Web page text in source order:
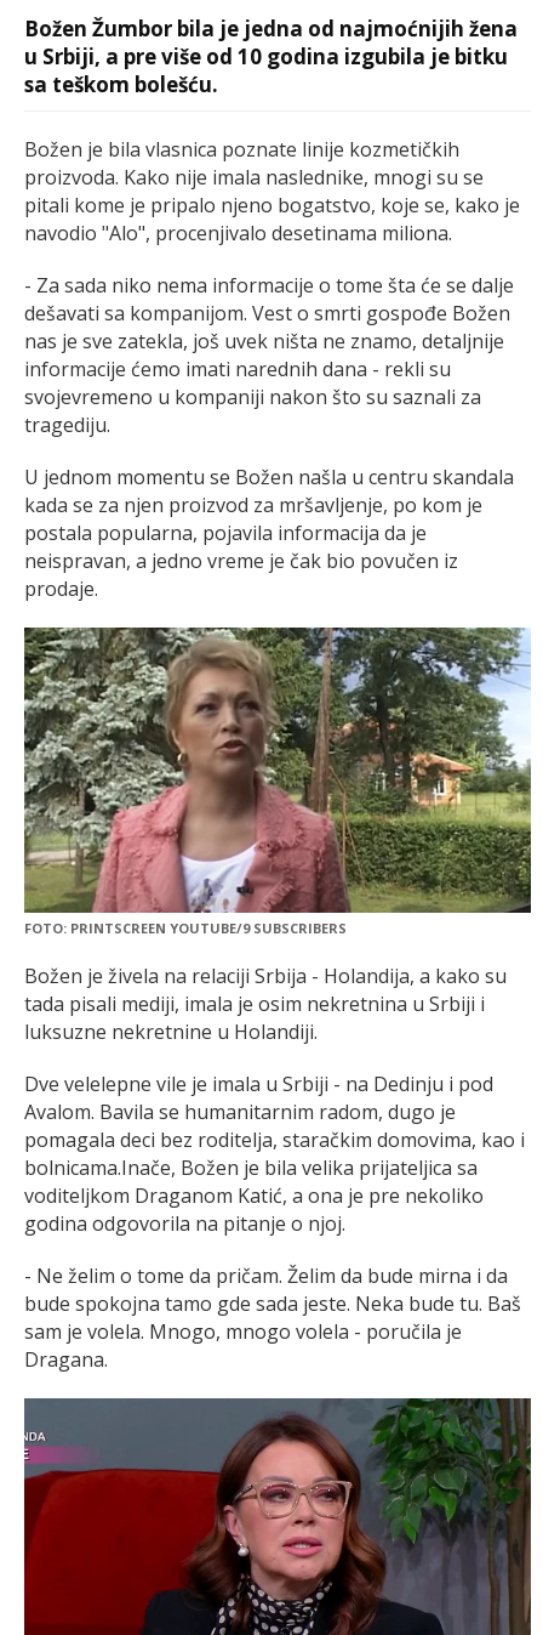
Božen Žumbor bila je jedna od najmoćnijih žena
u Srbiji, a pre više od 10 godina izgubila je bitku
sa teškom bolešću.
Božen je bila vlasnica poznate linije kozmetičkih
proizvoda. Kako nije imala naslednike, mnogi su se
pitali kome je pripalo njeno bogatstvo, koje se, kako je
navodio "Alo", procenjivalo desetinama miliona.
- Za sada niko nema informacije o tome šta će se dalje
dešavati sa kompanijom. Vest o smrti gospođe Božen
nas je sve zatekla, još uvek ništa ne znamo, detaljnije
informacije ćemo imati narednih dana - rekli su
svojevremeno u kompaniji nakon što su saznali za
tragediju.
U jednom momentu se Božen našla u centru skandala
kada se za njen proizvod za mršavljenje, po kom je
postala popularna, pojavila informacija da je
neispravan, a jedno vreme je čak bio povučen iz
prodaje.
FOTO: PRINTSCREEN YOUTUBE/9 SUBSCRIBERS
Božen je živela na relaciji Srbija - Holandija, a kako su
tada pisali mediji, imala je osim nekretnina u Srbiji i
luksuzne nekretnine u Holandiji.
Dve velelepne vile je imala u Srbiji - na Dedinju i pod
Avalom. Bavila se humanitarnim radom, dugo je
pomagala deci bez roditelja, staračkim domovima, kao i
bolnicama.Inače, Božen je bila velika prijateljica sa
voditeljkom Draganom Katić, a ona je pre nekoliko
godina odgovorila na pitanje o njoj.
- Ne želim o tome da pričam. Želim da bude mirna i da
bude spokojna tamo gde sada jeste. Neka bude tu. Baš
sam je volela. Mnogo, mnogo volela - poručila je
Dragana.